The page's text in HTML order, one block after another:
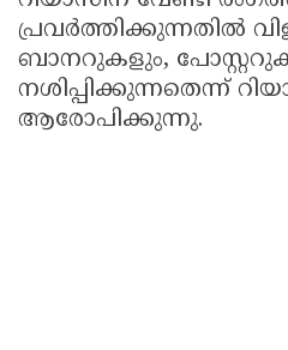
പ്രവർത്തിക്കുന്നതിൽ
ബാനറുകളും,
നശിപ്പിക്കുന്നതെന്ന്
ആരോപിക്കുന്നു.